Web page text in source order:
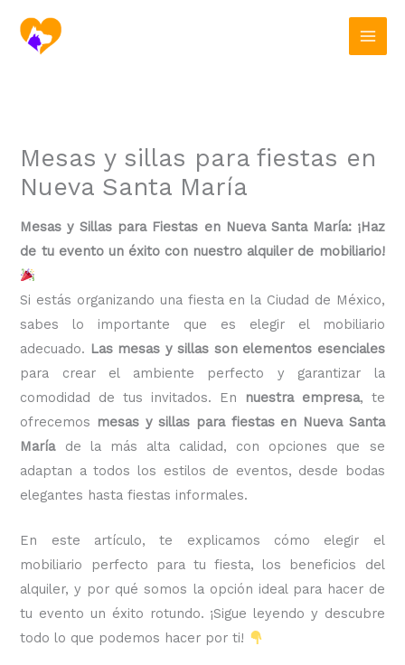
contenido
Mesas y sillas para fiestas en
Nueva Santa María
Mesas y Sillas para Fiestas en Nueva Santa María: ¡Haz
de tu evento un éxito con nuestro alquiler de mobiliario!
Si estás organizando una fiesta en la Ciudad de México,
sabes lo importante que es elegir el mobiliario
adecuado. Las mesas y sillas son elementos esenciales
para crear el ambiente perfecto y garantizar la
comodidad de tus invitados. En
nuestra empresa, te
ofrecemos mesas y sillas para fiestas en Nueva Santa
Maríade la más alta calidad, con opciones que se
adaptan a todos los estilos de eventos, desde bodas
elegantes hasta fiestas informales.
En este artículo, te explicamos cómo elegir el
mobiliario perfecto para tu fiesta, los beneficios del
alquiler, y por qué somos la opción ideal para hacer de
tu evento un éxito rotundo. ¡Sigue leyendo y descubre
todo lo que podemos hacer por ti!